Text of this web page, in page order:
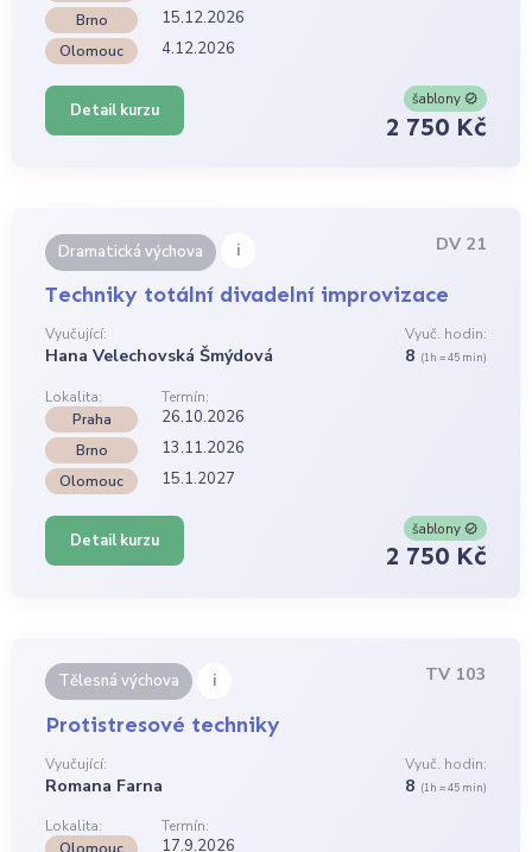
Brno 15.12.2026
Olomouc 4.12.2026
Detail kurzu
šablony
2 750 Kč
Dramatická výchova i DV 21
Techniky totální divadelní improvizace
Vyučující:
Hana Velechovská Šmýdová
Vyuč. hodin:
8 (1h = 45 min)
Lokalita:
Termín:
Praha
26.10.2026
Brno 13.11.2026
Olomouc 15.1.2027
Detail kurzu
šablony
2 750 Kč
Tělesná výchova i TV 103
Protistresové techniky
Vyučující:
Romana Farna
Vyuč. hodin:
8 (1h = 45 min)
Lokalita:
Termín:
17.9.2026